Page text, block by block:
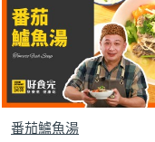
番茄鱸魚湯